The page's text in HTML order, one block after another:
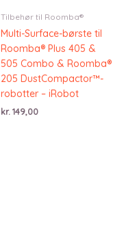
Tilbehør til Roomba®
Multi-Surface-børste til
Roomba® Plus 405 &
505 Combo & Roomba®
205 DustCompactor™-
robotter – iRobot
kr. 149,00